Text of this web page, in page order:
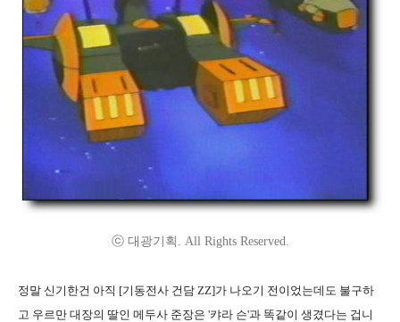
ⓒ 대광기획. All Rights Reserved.
정말 신기한건 아직 [기동전사 건담 ZZ]가 나오기 전이었는데도 불구하
고 우르만 대장의 딸인 메두사 준장은 '캬라 슨'과 똑같이 생겼다는 겁니